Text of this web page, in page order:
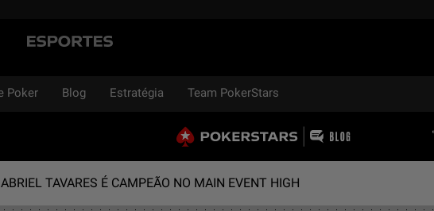
sports
Poker Blog Estratégia Team PokerStars
TAVARES É CAMPEÃO NO MAIN EVENT HIGH